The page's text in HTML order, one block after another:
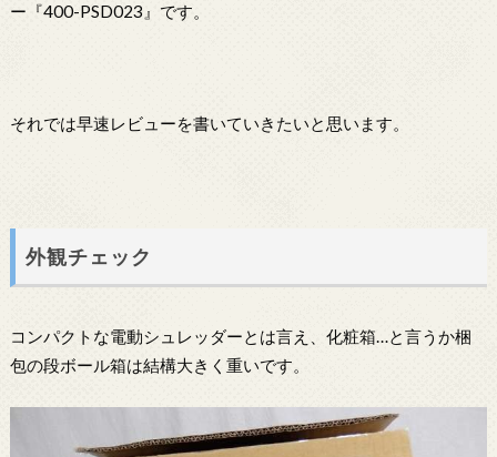
ー『400-PSD023』です。
それでは早速レビューを書いていきたいと思います。
外観チェック
コンパクトな電動シュレッダーとは言え、化粧箱…と言うか梱
包の段ボール箱は結構大きく重いです。